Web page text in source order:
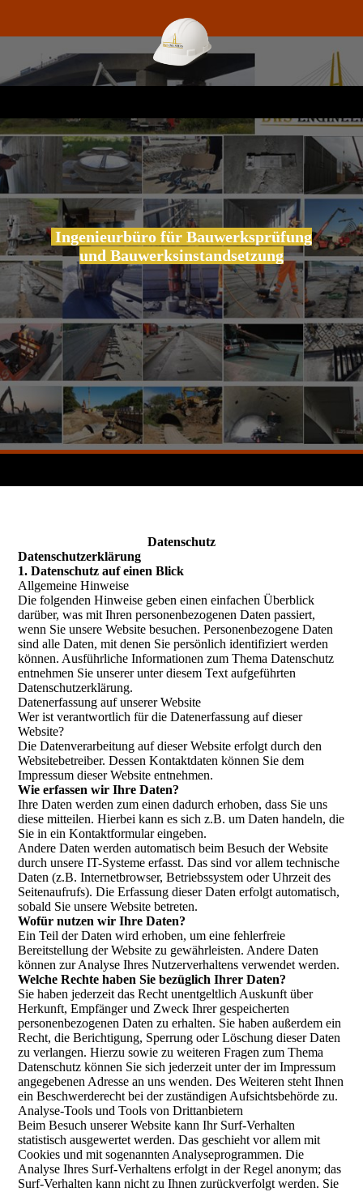
Ingenieurbüro für Bauwerksprüfung
und Bauwerksinstandsetzung
Datenschutz
Datenschutzerklärung
1. Datenschutz auf einen Blick
Allgemeine Hinweise
Die folgenden Hinweise geben einen einfachen Überblick
darüber, was mit Ihren personenbezogenen Daten passiert,
wenn Sie unsere Website besuchen. Personenbezogene Daten
sind alle Daten, mit denen Sie persönlich identifiziert werden
können. Ausführliche Informationen zum Thema Datenschutz
entnehmen Sie unserer unter diesem Text aufgeführten
Datenschutzerklärung.
Datenerfassung auf unserer Website
Wer ist verantwortlich für die Datenerfassung auf dieser
Website?
Die Datenverarbeitung auf dieser Website erfolgt durch den
Websitebetreiber. Dessen Kontaktdaten können Sie dem
Impressum dieser Website entnehmen.
Wie erfassen wir Ihre Daten?
Ihre Daten werden zum einen dadurch erhoben, dass Sie uns
diese mitteilen. Hierbei kann es sich z.B. um Daten handeln, die
Sie in ein Kontaktformular eingeben.
Andere Daten werden automatisch beim Besuch der Website
durch unsere IT-Systeme erfasst. Das sind vor allem technische
Daten (z.B. Internetbrowser, Betriebssystem oder Uhrzeit des
Seitenaufrufs). Die Erfassung dieser Daten erfolgt automatisch,
sobald Sie unsere Website betreten.
Wofür nutzen wir Ihre Daten?
Ein Teil der Daten wird erhoben, um eine fehlerfreie
Bereitstellung der Website zu gewährleisten. Andere Daten
können zur Analyse Ihres Nutzerverhaltens verwendet werden.
Welche Rechte haben Sie bezüglich Ihrer Daten?
Sie haben jederzeit das Recht unentgeltlich Auskunft über
Herkunft, Empfänger und Zweck Ihrer gespeicherten
personenbezogenen Daten zu erhalten. Sie haben außerdem ein
Recht, die Berichtigung, Sperrung oder Löschung dieser Daten
zu verlangen. Hierzu sowie zu weiteren Fragen zum Thema
Datenschutz können Sie sich jederzeit unter der im Impressum
angegebenen Adresse an uns wenden. Des Weiteren steht Ihnen
ein Beschwerderecht bei der zuständigen Aufsichtsbehörde zu.
Analyse-Tools und Tools von Drittanbietern
Beim Besuch unserer Website kann Ihr Surf-Verhalten
statistisch ausgewertet werden. Das geschieht vor allem mit
Cookies und mit sogenannten Analyseprogrammen. Die
Analyse Ihres Surf-Verhaltens erfolgt in der Regel anonym; das
Surf-Verhalten kann nicht zu Ihnen zurückverfolgt werden. Sie